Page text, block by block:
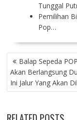
Tunggal
Pemilihan
Pop…
P
O
S
T
A
Balap Sepeda
Akan Berlangsung
Ini Jalur Yang Akan